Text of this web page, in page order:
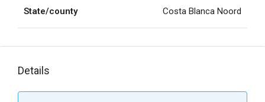
State/county Costa Blanca Noord
Details